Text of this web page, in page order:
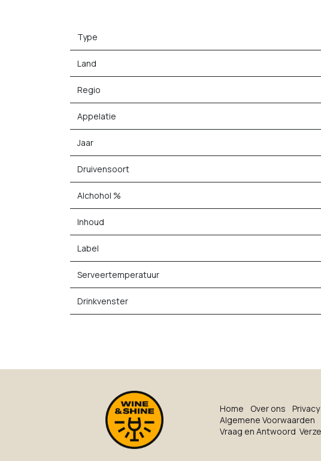
Type
Land
Regio
Appelatie
Jaar
Druivensoort
Alchohol %
Inhoud
Label
Serveertemperatuur
Drinkvenster
Ho​me O​ve​r on​s
Privacy
Algemene Voorwaarden
Vraag en Antwoord